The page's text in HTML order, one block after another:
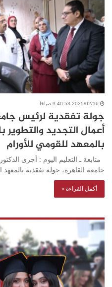
2025/02/16 9:40:53 صباحًا
جولة تفقدية لرئيس
أعمال التجديد
بالمعهد للقومي للأورام
متابعة ـ التعليم اليوم : أجرى
جامعة القاهرة، جولة تفقدية
أكمل القراءة »